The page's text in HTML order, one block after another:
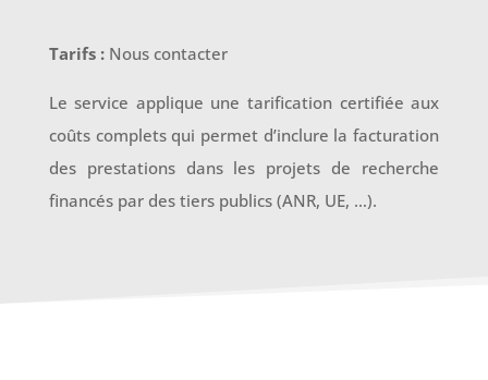
Tarifs :Nous contacter
Le service applique une tarification certifiée aux
coûts complets qui permet d’inclure la facturation
des prestations dans les projets de recherche
financés par des tiers publics (ANR, UE, …).